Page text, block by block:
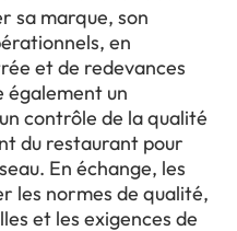
sa marque, son
en
et de redevances
également un
contrôle de la qualité
du restaurant pour
En échange, les
les normes de qualité,
et les exigences de